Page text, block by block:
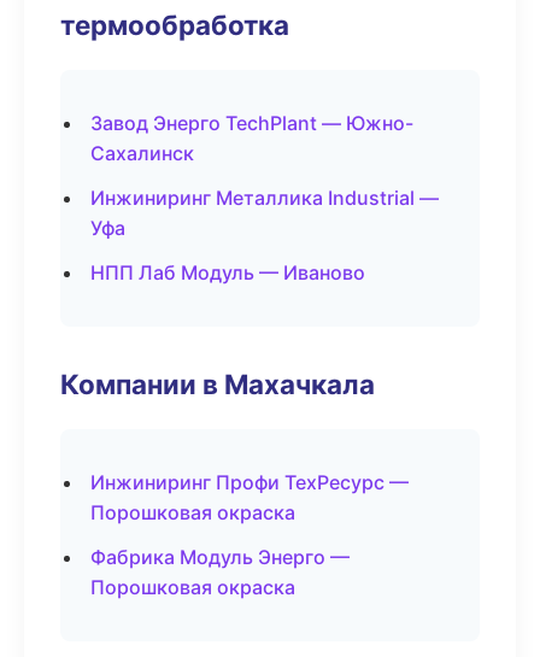
термообработка
Завод Энерго TechPlant — Южно-
Сахалинск
Инжиниринг Металлика Industrial —
Уфа
НПП Лаб Модуль — Иваново
Компании в Махачкала
Инжиниринг Профи ТехРесурс —
Порошковая окраска
Фабрика Модуль Энерго —
Порошковая окраска